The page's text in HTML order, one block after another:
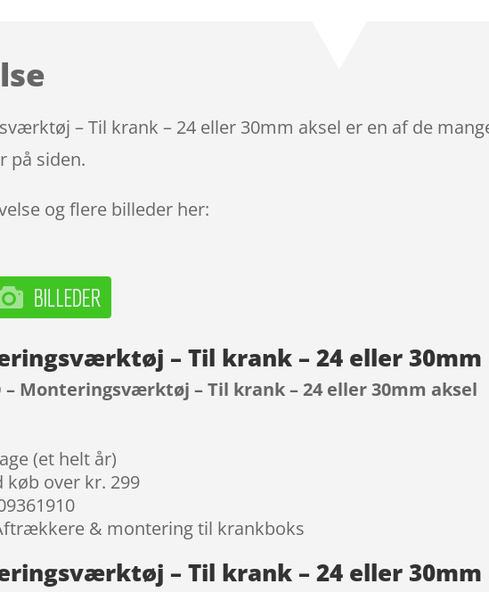
– Til krank – 24 eller 30mm aksel er en af de
på siden.
og flere billeder her:
– Til krank – 24 eller
– Monteringsværktøj – Til krank – 24 eller 30mm aksel
(et helt år)
køb over kr. 299
& montering til krankboks
– Til krank – 24 eller 30mm